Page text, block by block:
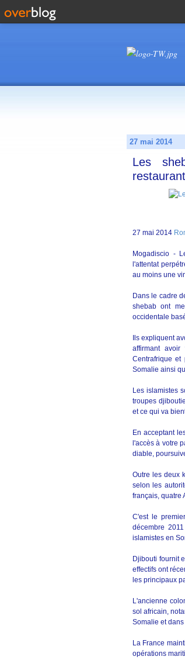
27 mai 2014
Les
27 mai 2014
Mogadiscio -
l'attentat
au moins une
Dans le cadre
shebab ont
occidentale
Ils expliquent
affirmant
Centrafrique
Somalie ainsi
Les islamistes
troupes
et ce qui va
En acceptant
l'accès à votre
diable,
Outre les deux
selon les
français, quatre
C'est le
décembre
islamistes en
Djibouti fournit
effectifs ont
les principaux
L'ancienne
sol africain,
Somalie et
La France
opérations